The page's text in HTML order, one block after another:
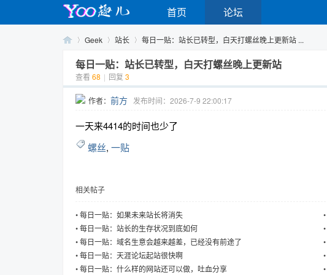
首页 论坛
Geek 站长 每日一贴：站长已转型，白天打螺丝晚上更新站 ...
每日一贴：站长已转型，白天打螺丝晚上更新站
查看 68 | 回复 3
作者： 前方 发布时间：2026-7-9 22:00:17
一天来4414的时间也少了
螺丝, 一贴
相关帖子
•每日一贴：如果未来站长将消失 •
•每日一贴：站长的生存状况到底如何 •
•每日一贴：域名生意会越来越差，已经没有前途了 •
•每日一贴：天涯论坛起站很快啊 •
•每日一贴：什么样的网站还可以做，吐血分享 •